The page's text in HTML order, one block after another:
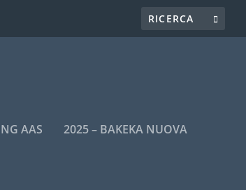
AAS 2025 – BAKEKA NUOVA